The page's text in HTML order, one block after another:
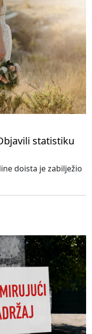
statistiku
doista je zabilježio